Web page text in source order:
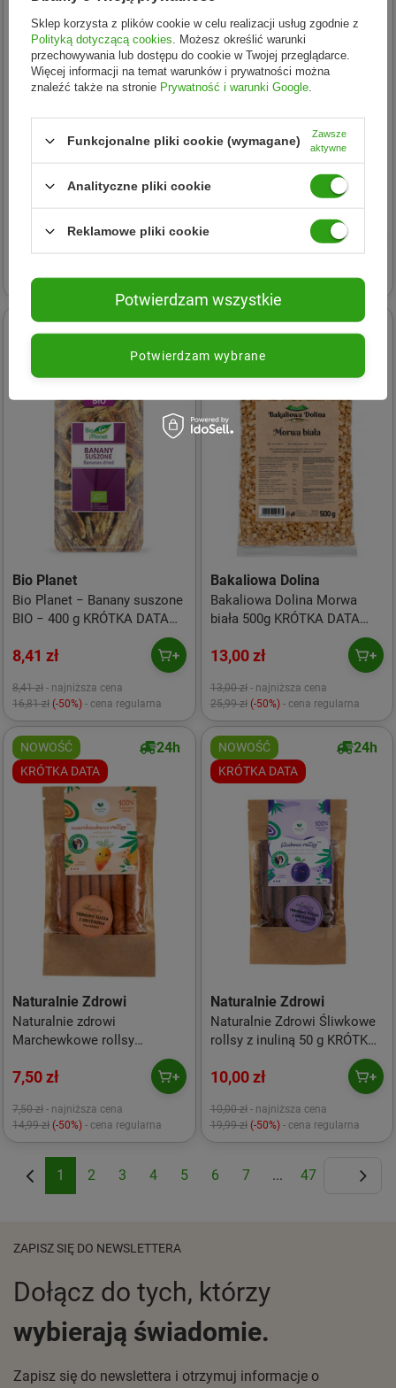
Monte Verde
Yerba Mate Monte Verde
CITRUS BOMB 500 g KRÓTKA
14,06 zł
20,09 zł
Mate Green
Yerba Mate El Pajaro Mas
Energia (saszetki 25x3 g)
KRÓTKA DATA 2026-09-30
NOWOŚĆ
24h
Bio Planet
Bio Planet − Banany suszone
BIO − 400 g KRÓTKA DATA
8,41 zł
8,41 zł - najniższa cena
16,81 zł (-50%) - cena regularna
NOWOŚĆ
KRÓTKA DATA
24h
Bakaliowa Dolina
Bakaliowa Dolina Morwa
biała 500g KRÓTKA DATA
13,00 zł
13,00 zł - najniższa cena
25,99 zł (-50%) - cena regularna
NOWOŚĆ
KRÓTKA DATA
24h
Naturalnie Zdrowi
Naturalnie zdrowi
Marchewkowe rollsy
naturalny 50 g KRÓTKA DATA
2026-08-25
7,50 zł
7,50 zł - najniższa cena
14,99 zł (-50%) - cena regularna
NOWOŚĆ
KRÓTKA DATA
24h
Naturalnie Zdrowi
Naturalnie Zdrowi Śliwkowe
rollsy z inuliną 50 g KRÓTKA
10,00 zł
10,00 zł - najniższa cena
19,99 zł (-50%) - cena regularna
1 2 3 4 5 6 7 ... 47
ZAPISZ SIĘ DO NEWSLETTERA
Dołącz do tych, którzy
wybierają świadomie.
Zapisz się do newslettera i otrzymuj informacje o
Sklep korzysta z plików cookie w celu realizacji usług zgodnie z
Polityką dotyczącą cookies . Możesz określić warunki
przechowywania lub dostępu do cookie w Twojej przeglądarce.
Więcej informacji na temat warunków i prywatności można
znaleźć także na stronie Prywatność i warunki Google
Funkcjonalne pliki cookie (wymagane)
Zawsze
aktywne
Analityczne pliki cookie
Reklamowe pliki cookie
Potwierdzam wybrane
Potwierdzam wszystkie